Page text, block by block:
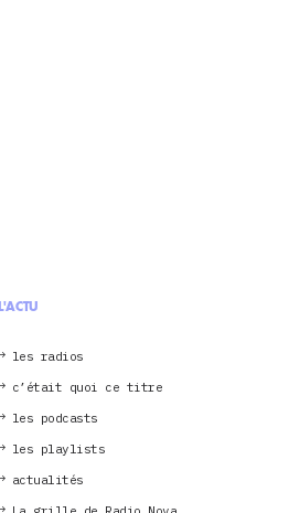
L'ACTU
les radios
c’était quoi ce titre
les podcasts
les playlists
actualités